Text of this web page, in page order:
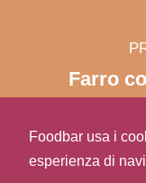
Foodbar usa i
esperienza di
Farro